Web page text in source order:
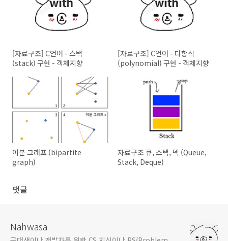
( l->op-> get_size
) {
      p = l->op->
get_head_node
(l);
while (p !=
) {
free (p);
         p = t;
      }
      l->head =
NULL
      l->tail =
NULL;
      l->size =
0 ;
      l =
NULL;
/*
* return the number of Nodes
*/
static
list_t* l)
}
*/
static int
{
[자료구조] C언어 - 스택
(stack) 구현 - 객체지향
[자료구조] C언어 - 다항식
(polynomial) 구현 - 객체지향
이분 그래프 (bipartite
graph)
자료구조 큐, 스택, 덱 (Queue,
Stack, Deque)
댓글
Nahwasa